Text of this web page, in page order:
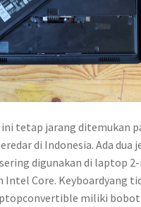
tetap jarang ditemukan
di Indonesia. Ada dua
digunakan di laptop
Core. Keyboardyang
miliki bobot